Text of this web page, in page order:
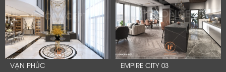
VẠN PHÚC
EMPIRE CITY 03